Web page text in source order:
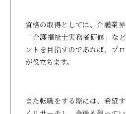
資格の取得としては、介護業
「介護福祉士実務者研修」な
ントを目指すのであれば、プ
が役立ちます。
また転職をする際には、希望